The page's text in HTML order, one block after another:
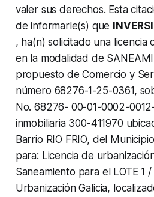
valer sus derechos. Esta
de informarle(s) que
, ha(n) solicitado una licencia
en la modalidad de
propuesto de Comercio y
número 68276-1-25-0361,
No. 68276- 00-01-0002-
inmobiliaria 300-411970
Barrio RIO FRIO, del
para: Licencia de
Saneamiento para el LOTE 1
Urbanización Galicia,